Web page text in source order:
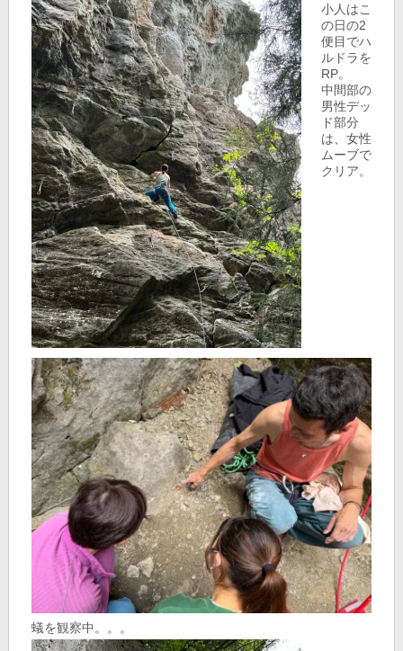
小人はこ
の日の2
便目でハ
ルドラを
RP。
中間部の
男性デッ
ド部分
は、女性
ムーブで
クリア。
蟻を観察中。。。